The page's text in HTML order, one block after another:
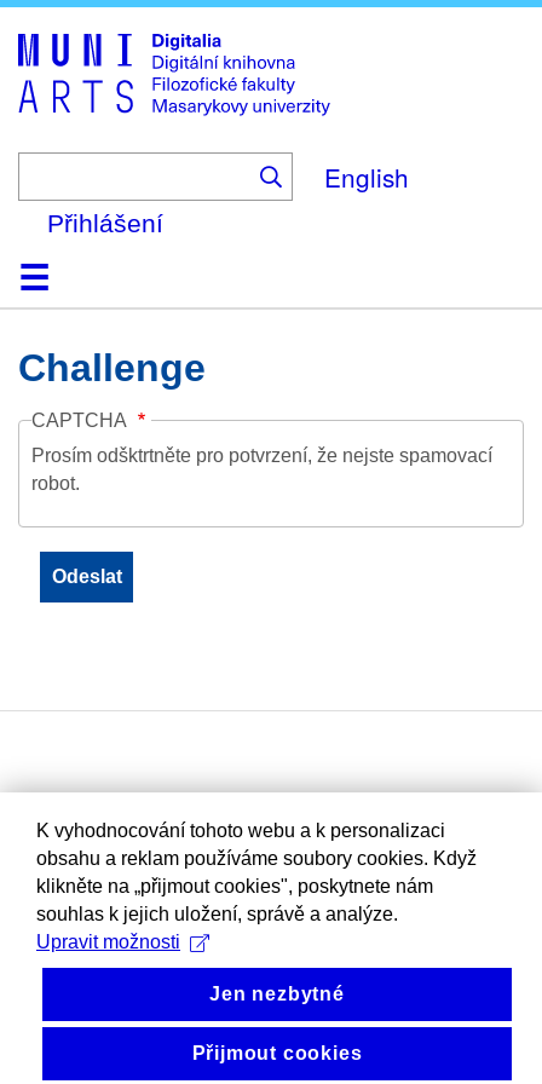
to
main
content
English
Přihlášení
DomůKolekce
Prohlížení
Vyhledávání
O platformě
Nápověda
KontaktDigitalia
Challenge
CAPTCHA
Prosím odšktrtněte pro potvrzení, že nejste spamovací
robot.
K vyhodnocování tohoto webu a k personalizaci
obsahu a reklam používáme soubory cookies. Když
klikněte na „přijmout cookies", poskytnete nám
souhlas k jejich uložení, správě a analýze.
Upravit možnosti
Jen nezbytné
Přijmout cookies